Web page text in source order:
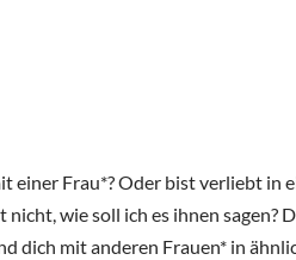
einer Frau*? Oder bist verliebt
wie soll ich es ihnen
dich mit anderen Frauen* in